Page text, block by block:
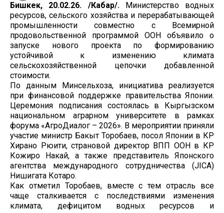
Бишкек, 20.02.26. /Кабар/.Министерство водных
ресурсов, сельского хозяйства и перерабатывающей
промышленности совместно с Всемирной
продовольственной программой ООН объявило о
запуске нового проекта по формированию
устойчивой к изменению климата
сельскохозяйственной цепочки добавленной
стоимости.
По данным Минсельхоза, инициатива реализуется
при финансовой поддержке правительства Японии.
Церемония подписания состоялась в Кыргызском
национальном аграрном университете в рамках
форума «АгроДиалог – 2026». В мероприятии приняли
участие министр Бакыт Торобаев, посол Японии в КР
Хирано Рюити, страновой директор ВПП ООН в КР
Кожиро Накай, а также представитель Японского
агентства международного сотрудничества (JICA)
Нишигата Котаро.
Как отметил Торобаев, вместе с тем отрасль все
чаще сталкивается с последствиями изменения
климата, дефицитом водных ресурсов и